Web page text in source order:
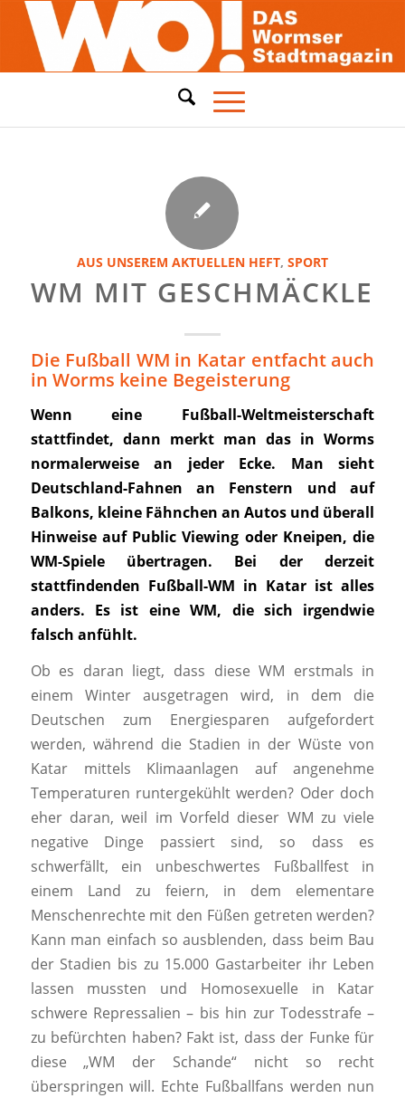
AUS UNSEREM AKTUELLEN HEFT, SPORT
WM MIT GESCHMÄCKLE
Die Fußball WM in Katar entfacht auch
in Worms keine Begeisterung
Wenn eine Fußball-Weltmeisterschaft
stattfindet, dann merkt man das in Worms
normalerweise an jeder Ecke. Man sieht
Deutschland-Fahnen an Fenstern und auf
Balkons, kleine Fähnchen an Autos und überall
Hinweise auf Public Viewing oder Kneipen, die
WM-Spiele übertragen. Bei der derzeit
stattfindenden Fußball-WM in Katar ist alles
anders. Es ist eine WM, die sich irgendwie
falsch anfühlt.
Ob es daran liegt, dass diese WM erstmals in
einem Winter ausgetragen wird, in dem die
Deutschen zum Energiesparen aufgefordert
werden, während die Stadien in der Wüste von
Katar mittels Klimaanlagen auf angenehme
Temperaturen runtergekühlt werden? Oder doch
eher daran, weil im Vorfeld dieser WM zu viele
negative Dinge passiert sind, so dass es
schwerfällt, ein unbeschwertes Fußballfest in
einem Land zu feiern, in dem elementare
Menschenrechte mit den Füßen getreten werden?
Kann man einfach so ausblenden, dass beim Bau
der Stadien bis zu 15.000 Gastarbeiter ihr Leben
lassen mussten und Homosexuelle in Katar
schwere Repressalien – bis hin zur Todesstrafe –
zu befürchten haben? Fakt ist, dass der Funke für
diese „WM der Schande“ nicht so recht
überspringen will. Echte Fußballfans werden nun